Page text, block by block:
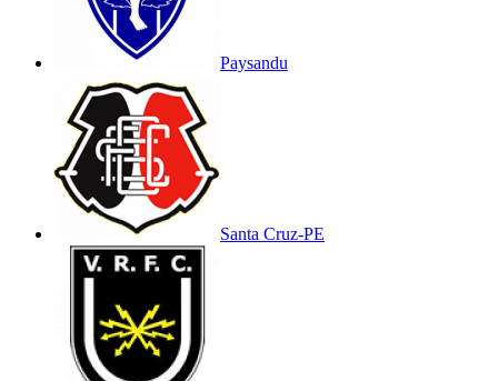
Paysandu
Santa Cruz-PE